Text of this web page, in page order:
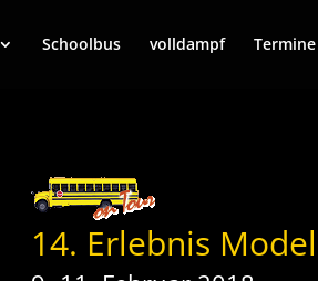
Schoolbus volldampf Termine
14. Erlebnis